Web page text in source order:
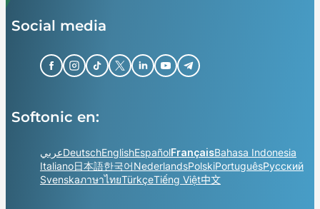
Social media
Softonic en:
عربيDeutschEnglishEspañolFrançaisBahasa Indonesia
Italiano日本語한국어NederlandsPolskiPortuguêsРусский
SvenskaภาษาไทยTürkçeTiếng Việt中文